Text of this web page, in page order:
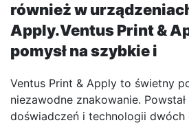
również w
Apply.Ventus Print &
pomysł na szybkie i
Ventus Print & Apply to świetny
niezawodne znakowanie.
doświadczeń i technologii dwóch